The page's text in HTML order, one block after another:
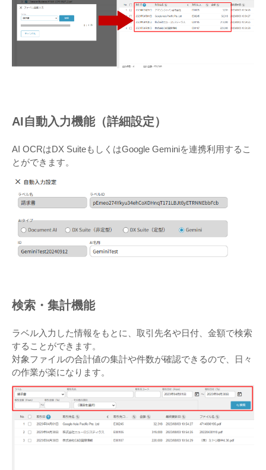
AI自動入力機能（詳細設定）
AI OCRはDX SuiteもしくはGoogle Geminiを連携利用するこ
とができます。
検索・集計機能
ラベル入力した情報をもとに、取引先名や日付、金額で検索
することができます。
対象ファイルの合計値の集計や件数が確認できるので、日々
の作業が楽になります。